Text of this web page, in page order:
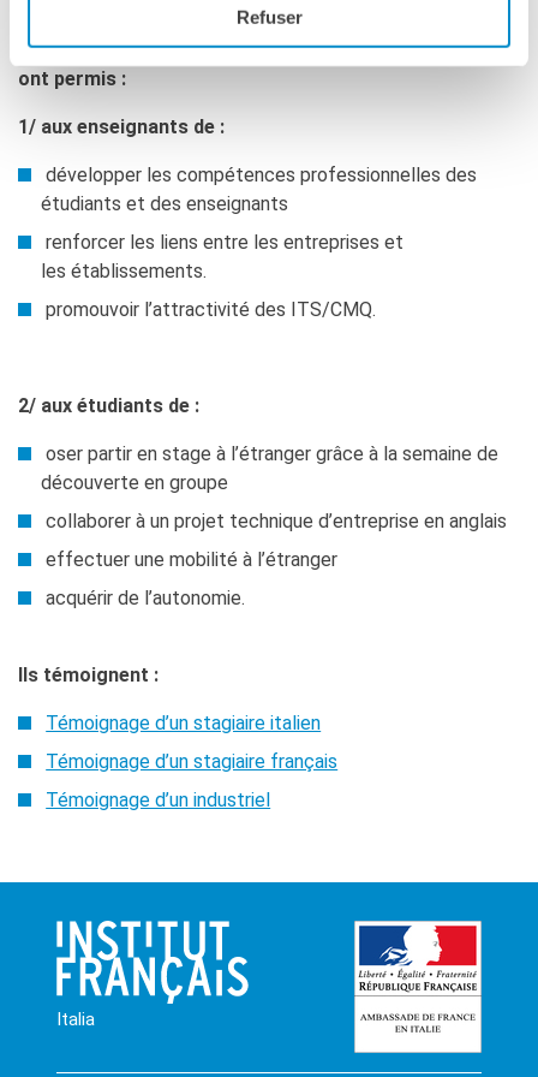
Refuser
Après trois années d’expérimentation, ces actions
ont permis :
1/ aux enseignants de :
développer les compétences professionnelles des
étudiants et des enseignants
renforcer les liens entre les entreprises et
les établissements.
promouvoir l’attractivité des ITS/CMQ.
2/ aux étudiants de :
oser partir en stage à l’étranger grâce à la semaine de
découverte en groupe
collaborer à un projet technique d’entreprise en anglais
effectuer une mobilité à l’étranger
acquérir de l’autonomie.
Ils témoignent :
Témoignage d’un stagiaire italien
Témoignage d’un stagiaire français
Témoignage d’un industriel
Italia